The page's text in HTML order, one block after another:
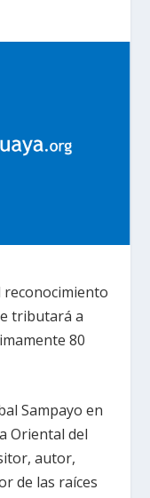
reconocimiento
tributará a
80
Sampayo en
Oriental del
autor,
de las raíces